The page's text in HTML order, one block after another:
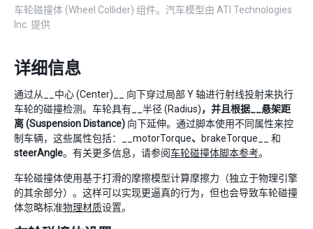
车轮碰撞体 (Wheel Collider) 组件。汽车模型由 ATI Technologies
Inc. 提供
详细信息
通过从__中心 (Center)__ 向下穿过局部 Y 轴进行射线投射来执行
车轮的碰撞检测。车轮具有__半径 (Radius)，并且根据__悬架距
离 (Suspension Distance) 向下延伸。通过脚本使用不同属性来控
制车辆，这些属性包括：__motorTorque、
brakeTorque__ 和
steerAngle。有关更多信息，请参阅车轮碰撞体脚本参考。
车轮碰撞体使用基于打滑的摩擦模型计算摩擦力（独立于物理引擎
的其余部分）。这样可以实现更逼真的行为，但也会导致车轮碰撞
体忽略标准物理材质设置。